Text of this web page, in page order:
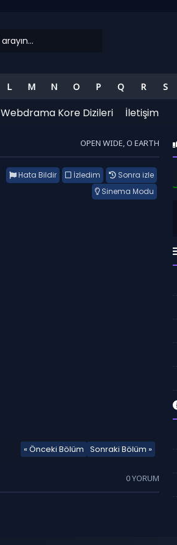
L M N O P Q R S
Webdrama Kore Dizileri İletişim
OPEN WIDE, O EARTH
Sonra izle
İzledim
Hata Bildir
Sinema Modu
« Önceki Bölüm Sonraki Bölüm »
0 YORUM